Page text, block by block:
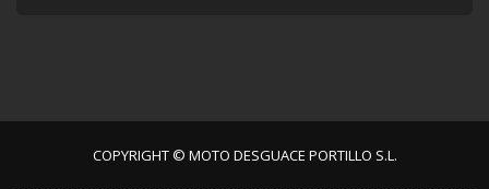
COPYRIGHT © MOTO DESGUACE PORTILLO S.L.